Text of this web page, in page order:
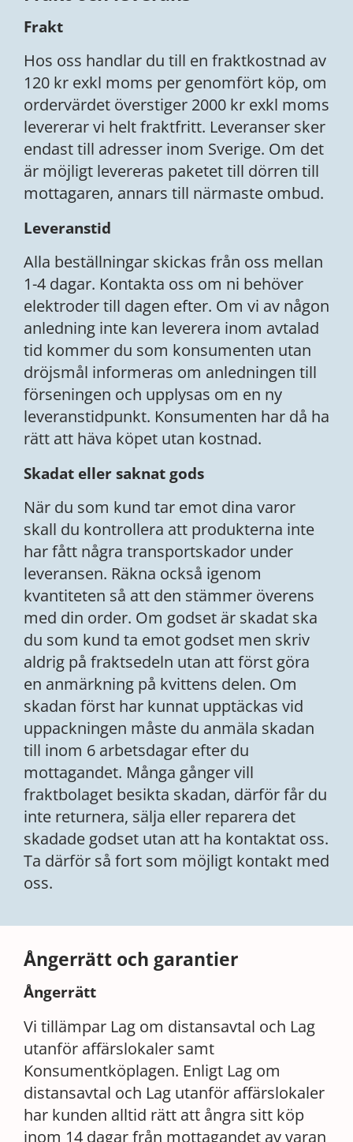
Frakt
Hos oss handlar du till en fraktkostnad av
120kr exkl moms per genomfört köp, om
ordervärdet överstiger 2000 kr exkl moms
levererar vi helt fraktfritt. Leveranser sker
endast till adresser inom Sverige. Om det
är möjligt levereras paketet till dörren till
mottagaren, annars till närmaste ombud.
Leveranstid
Alla beställningar skickas från oss mellan
1-4 dagar. Kontakta oss om ni behöver
elektroder till dagen efter. Om vi av någon
anledning inte kan leverera inom avtalad
tid kommer du som konsumenten utan
dröjsmål informeras om anledningen till
förseningen och upplysas om en ny
leveranstidpunkt. Konsumenten har då ha
rätt att häva köpet utan kostnad.
Skadat eller saknat gods
När du som kund tar emot dina varor
skall du kontrollera att produkterna inte
har fått några transportskador under
leveransen. Räkna också igenom
kvantiteten så att den stämmer överens
med din order. Om godset är skadat ska
du som kund ta emot godset men skriv
aldrig på fraktsedeln utan att först göra
en anmärkning på kvittens delen. Om
skadan först har kunnat upptäckas vid
uppackningen måste du anmäla skadan
till inom 6 arbetsdagar efter du
mottagandet. Många gånger vill
fraktbolaget besikta skadan, därför får du
inte returnera, sälja eller reparera det
skadade godset utan att ha kontaktat oss.
Ta därför så fort som möjligt kontakt med
oss.
Ångerrätt och garantier
Ångerrätt
Vi tillämpar Lag om distansavtal och Lag
utanför affärslokaler samt
Konsumentköplagen. Enligt Lag om
distansavtal och Lag utanför affärslokaler
har kunden alltid rätt att ångra sitt köp
inom 14 dagar från mottagandet av varan